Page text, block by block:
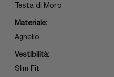
Testa di Moro
Materiale:
Agnello
Vestibilità:
Slim Fit